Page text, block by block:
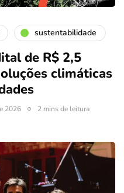
sustentabilidade
de R$ 2,5
climáticas
2026 2 mins de leitura